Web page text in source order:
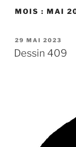
MOIS : MAI
PUBLIÉ
LE
29 MAI 2023
Dessin 409